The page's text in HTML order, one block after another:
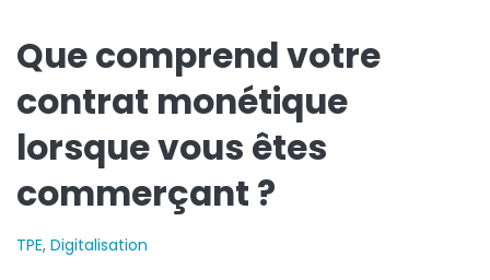
Que comprend votre
contrat monétique
lorsque vous êtes
commerçant ?
TPE, Digitalisation